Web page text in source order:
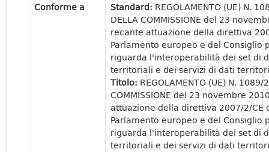
Conforme a
Standard: REGOLAMENTO (UE) N.
DELLA COMMISSIONE del 23
recante attuazione della direttiva
Parlamento europeo e del Consiglio
riguarda l'interoperabilità dei set di
territoriali e dei servizi di dati
Titolo: REGOLAMENTO (UE) N. 1089/
COMMISSIONE del 23 novembre
attuazione della direttiva 2007/2/CE
Parlamento europeo e del Consiglio
riguarda l'interoperabilità dei set di
territoriali e dei servizi di dati